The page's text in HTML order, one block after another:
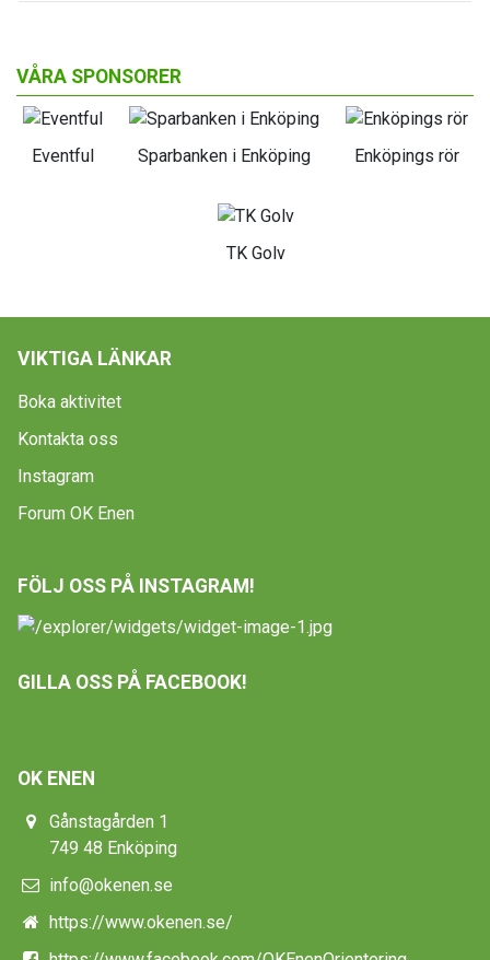
VÅRA SPONSORER
Eventful Sparbanken i Enköping Enköpings rör
TK Golv
VIKTIGA LÄNKAR
Boka aktivitet
Kontakta oss
Instagram
Forum OK Enen
FÖLJ OSS PÅ INSTAGRAM!
GILLA OSS PÅ FACEBOOK!
OK ENEN
Gånstagården 1
749 48 Enköping
info@okenen.se
https://www.okenen.se/